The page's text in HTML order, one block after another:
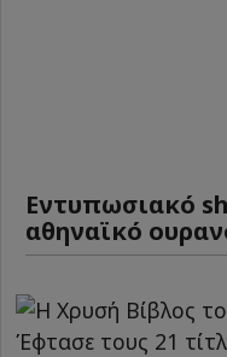
Εντυπωσιακό
αθηναϊκό